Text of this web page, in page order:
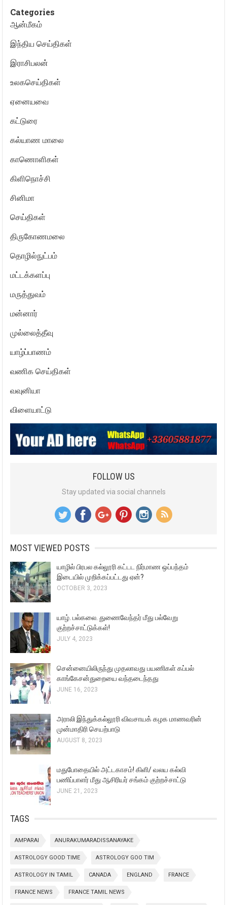
Categories
ஆன்மீகம்
இந்திய செய்திகள்
இராசிபலன்
உலகசெய்திகள்
ஏனையவை
கட்டுரை
கல்யாண மாலை
காணொளிகள்
கிளிநொச்சி
சினிமா
செய்திகள்
திருகோணமலை
தொழில்நுட்பம்
மட்டக்களப்பு
மருத்துவம்
மன்னார்
முல்லைத்தீவு
யாழ்ப்பாணம்
வணிக செய்திகள்
வவுனியா
விளையாட்டு
FOLLOW US
Stay updated via social channels
MOST VIEWED POSTS
யாழில் பிரபல கல்லூரி கட்டட நிர்மாண ஒப்பந்தம்
இடையில் முறிக்கப்பட்டது ஏன்?
OCTOBER 3, 2023
யாழ். பல்கலை. துணைவேந்தர் மீது பல்வேறு
குற்றச்சாட்டுக்கள்!
JULY 4, 2023
சென்னையிலிருந்து முதலாவது பயணிகள் கப்பல்
காங்கேசன்துறையை வந்தடைந்தது
JUNE 16, 2023
அராலி இந்துக்கல்லூரி விவசாயக் கழக மாணவரின்
முன்மாதிரி செயற்பாடு
AUGUST 8, 2023
மதுபோதையில் அட்டகாசம்! கிளி/ வலய கல்வி
பணிப்பாளர் மீது ஆசிரியர் சங்கம் குற்றச்சாட்டு
JUNE 21, 2023
TAGS
AMPARAI ANURAKUMARADISSANAYAKE
ASTROLOGY GOOD TIME ASTROLOGY GOO TIM
ASTROLOGY IN TAMIL CANADA ENGLAND FRANCE
FRANCE NEWS FRANCE TAMIL NEWS